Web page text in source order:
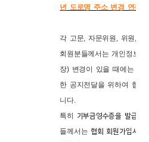
년 도로명 주소 변경 연장
각 고문, 자문위원, 위원, 국
회원분들께서는 개인정보(
장) 변경이 있을 때에는 원
한 공지전달을 위하여 협회
니다.
특히
기부금영수증을 발급을
들께서는협회 회원가입서를